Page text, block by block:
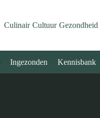
Culinair Cultuur Gezondheid
Ingezonden Kennisbank